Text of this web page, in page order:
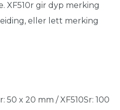
XF510r gir dyp merking
eller lett merking
50 x 20 mm / XF510Sr: 100